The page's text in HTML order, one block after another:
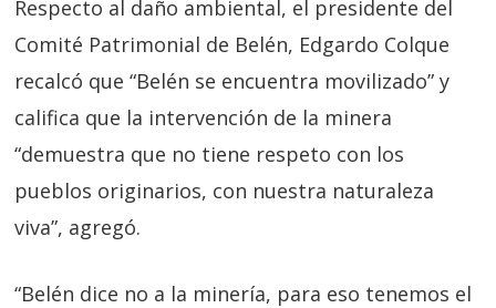
Respecto al daño ambiental, el presidente del
Comité Patrimonial de Belén, Edgardo Colque
recalcó que “Belén se encuentra movilizado” y
califica que la intervención de la minera
“demuestra que no tiene respeto con los
pueblos originarios, con nuestra naturaleza
viva”, agregó.
“Belén dice no a la minería, para eso tenemos el